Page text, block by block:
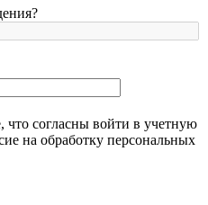
согласны войти в учетную
на обработку персональных